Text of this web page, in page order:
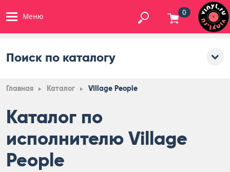
Меню 0
Поиск по каталогу
Главная Каталог Village People
Каталог по
исполнителю Village
People